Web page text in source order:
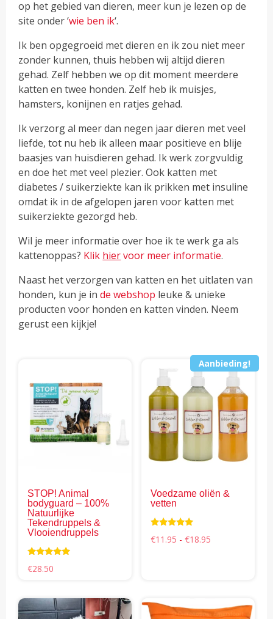
op het gebied van dieren, meer kun je lezen op de
site onder ‘wie ben ik‘.
Ik ben opgegroeid met dieren en ik zou niet meer
zonder kunnen, thuis hebben wij altijd dieren
gehad. Zelf hebben we op dit moment meerdere
katten en twee honden. Zelf heb ik muisjes,
hamsters, konijnen en ratjes gehad.
Ik verzorg al meer dan negen jaar dieren met veel
liefde, tot nu heb ik alleen maar positieve en blije
baasjes van huisdieren gehad. Ik werk zorgvuldig
en doe het met veel plezier. Ook katten met
diabetes / suikerziekte kan ik prikken met insuline
omdat ik in de afgelopen jaren voor katten met
suikerziekte gezorgd heb.
Wil je meer informatie over hoe ik te werk ga als
kattenoppas? Klik hiervoor meer informatie.
Naast het verzorgen van katten en het uitlaten van
honden, kun je inde webshop leuke & unieke
producten voor honden en katten vinden. Neem
gerust een kijkje!
STOP! Animal
bodyguard – 100%
Natuurlijke
Tekendruppels &
Vlooiendruppels
4.69
€28.50
Aanbieding!
Voedzame oliën &
vetten
4.78
€11.95 - €18.95Prijsklasse:
Dit
Dit